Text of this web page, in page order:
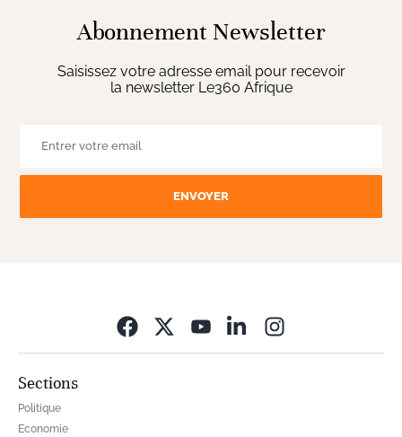
Abonnement Newsletter
Saisissez votre adresse email pour recevoir
la newsletter Le360 Afrique
ENVOYER
Sections
Politique
Economie